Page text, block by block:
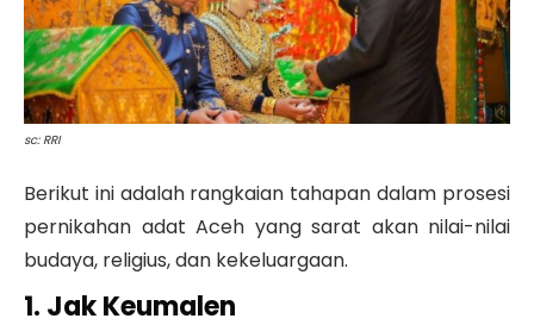
sc: RRI
Berikut ini adalah rangkaian tahapan dalam prosesi
pernikahan adat Aceh yang sarat akan nilai-nilai
budaya, religius, dan kekeluargaan.
1. Jak Keumalen